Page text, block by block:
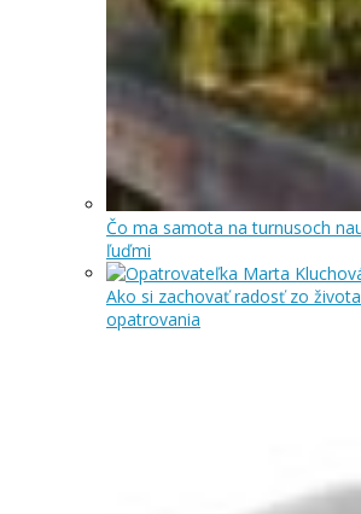
Čo ma samota na turnusoch
ľuďmi
Ako si zachovať radosť zo
opatrovania